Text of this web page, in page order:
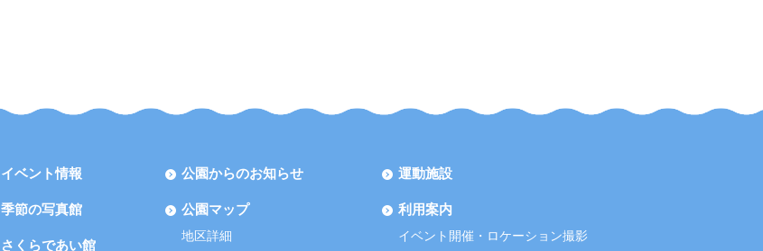
イベント情報
季節の写真館
さくらであい館
公園からのお知らせ
公園マップ
地区詳細
運動施設
利用案内
イベント開催・ロケーション撮影